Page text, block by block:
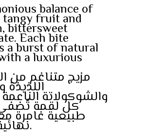
balance of
tangy fruit and
bittersweet
Each bite
a burst of natural
a luxurious
مزيج متناغم من
اللذيذة
والشوكولاتة
كل لقمة
طبيعية غامرة
نهائية فاخرة.